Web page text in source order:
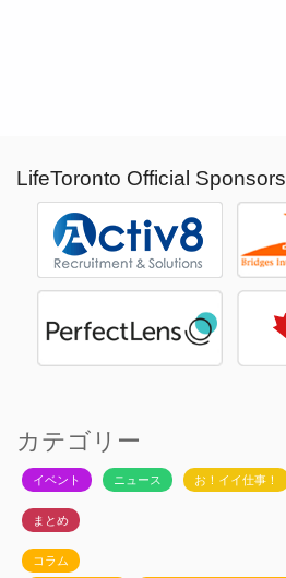
LifeToronto Official Sponsors
カテゴリー
イベント ニュース お！イイ仕事！
まとめ
コラム